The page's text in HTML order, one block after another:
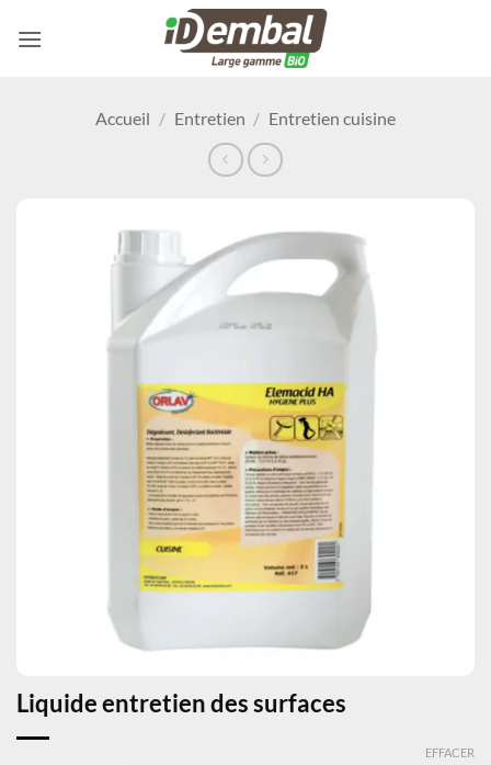
Accueil / Entretien / Entretien cuisine
Liquide entretien des surfaces
EFFACER